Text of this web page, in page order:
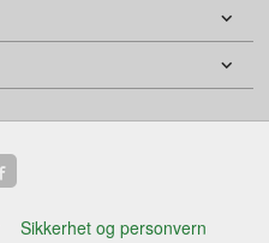
Sikkerhet og personvern